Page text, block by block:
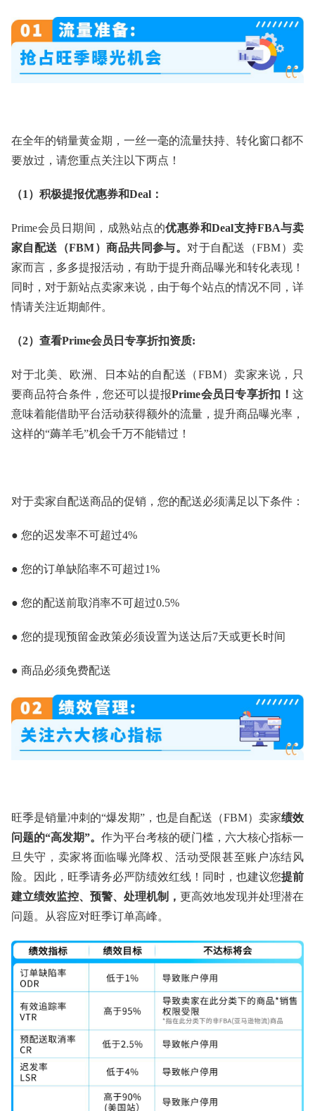
在全年的销量黄金期，一丝一毫的流量扶持、转化窗口都不
要放过，请您重点关注以下两点！
（1）积极提报优惠券和Deal：
Prime会员日期间，成熟站点的优惠券和Deal支持FBA与卖
家自配送（FBM）商品共同参与。 对于自配送（FBM）卖
家而言，多多提报活动，有助于提升商品曝光和转化表现！
同时，对于新站点卖家来说，由于每个站点的情况不同，详
情请关注近期邮件。
（2）查看Prime会员日专享折扣资质:
对于北美、欧洲、日本站的自配送（FBM）卖家来说，只
要商品符合条件，您还可以提报Prime会员日专享折扣！这
意味着能借助平台活动获得额外的流量，提升商品曝光率，
这样的“薅羊毛”机会千万不能错过！
对于卖家自配送商品的促销，您的配送必须满足以下条件：
● 您的迟发率不可超过4%
● 您的订单缺陷率不可超过1%
● 您的配送前取消率不可超过0.5%
● 您的提现预留金政策必须设置为送达后7天或更长时间
● 商品必须免费配送
旺季是销量冲刺的“爆发期”，也是自配送（FBM）卖家绩效
问题的“高发期”。 作为平台考核的硬门槛，六大核心指标一
旦失守，卖家将面临曝光降权、活动受限甚至账户冻结风
险。因此，旺季请务必严防绩效红线！同时，也建议您提前
建立绩效监控、预警、处理机制， 更高效地发现并处理潜在
问题。从容应对旺季订单高峰。